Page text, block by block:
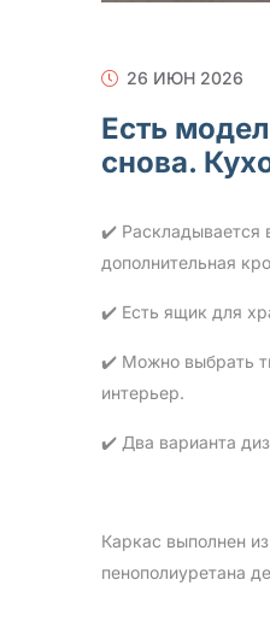
26 ИЮН 2026
Есть
снова.
✔️ Раскладывается
дополнительная
✔️ Есть ящик для
✔️ Можно выбрать
интерьер.
✔️ Два варианта
Каркас выполнен
пенополиуретана